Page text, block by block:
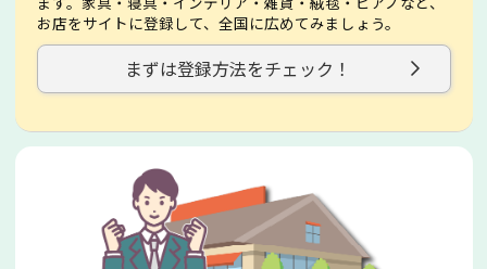
お店をサイトに登録して、全国に広めてみましょう。
まずは登録方法をチェック！